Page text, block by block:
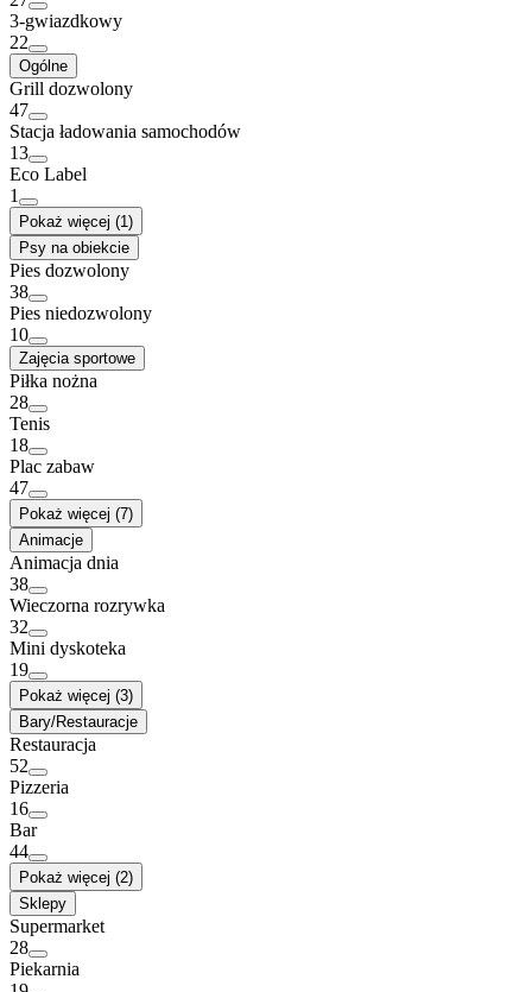
3-gwiazdkowy
22
Ogólne
Grill dozwolony
47
Stacja ładowania samochodów
13
Eco Label
1
Pokaż więcej (1)
Psy na obiekcie
Pies dozwolony
38
Pies niedozwolony
10
Zajęcia sportowe
Piłka nożna
28
Tenis
18
Plac zabaw
47
Pokaż więcej (7)
Animacje
Animacja dnia
38
Wieczorna rozrywka
32
Mini dyskoteka
19
Pokaż więcej (3)
Bary/Restauracje
Restauracja
52
Pizzeria
16
Bar
44
Pokaż więcej (2)
Sklepy
Supermarket
28
Piekarnia